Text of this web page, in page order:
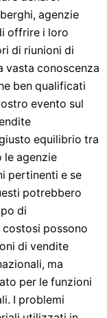
agenzie
offrire i loro
di riunioni di
vasta conoscenza
ben qualificati
evento sul
equilibrio tra
le agenzie
pertinenti e se
potrebbero
di
possono
di vendite
ma
per le funzioni
I problemi